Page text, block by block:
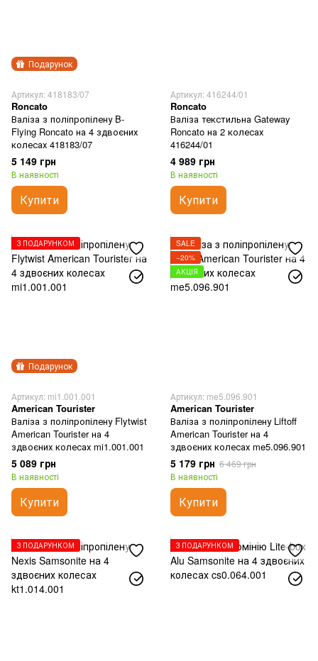
Подарунок
Артикул: 418183/07
Roncato
Валіза з поліпропілену B-
Flying Roncato на 4 здвоєних
колесах 418183/07
5 149 грн
В наявності
Купити
Артикул: 416244/01
Roncato
Валіза текстильна Gateway
Roncato на 2 колесах
416244/01
4 989 грн
В наявності
Купити
Подарунок
З ПОДАРУНКОМ
Артикул: mi1.001.001
American Tourister
Валіза з поліпропілену Flytwist
American Tourister на 4
здвоєних колесах mi1.001.001
5 089 грн
В наявності
Купити
SALE
−20%
АКЦІЯ
Артикул: me5.096.901
American Tourister
Валіза з поліпропілену Liftoff
American Tourister на 4
здвоєних колесах me5.096.901
5 179 грн 6 469 грн
В наявності
Купити
З ПОДАРУНКОМ З ПОДАРУНКОМ